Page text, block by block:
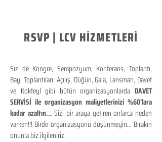
RSVP | LCV HİZMETLERİ
Siz de Kongre, Sempozyum, Konferans, Toplantı,
Bayi Toplantıları, Açılış, Düğün, Gala, Lansman, Davet
ve Kokteyl gibi bütün organizasyonlarda DAVET
SERVİSİ ile organizasyon maliyetlerinizi %60'lara
kadar azaltın...Sizi bir araya getiren onlarca neden
varken!!! Birde organizasyonu düşünmeyin... Bırakın
onunla biz ilgileniriz.